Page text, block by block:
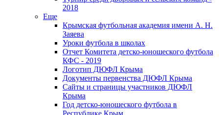
2018
Еще
Крымская футбольная академия имени А. Н.
Заяева
Уроки футбола в школах
Отчет Комитета детско-юношеского футбола
КФС - 2019
Логотип ДЮФЛ Крыма
Документы первенства ДЮФЛ Крыма
Сайты и страницы участников ДЮФЛ
Крыма
Год детско-юношеского футбола в
Республике Крым